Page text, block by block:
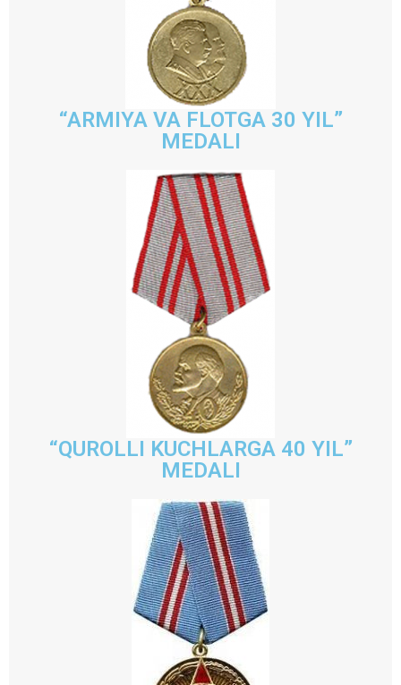
“ARMIYA VA FLOTGA 30 YIL”
MEDALI
“QUROLLI KUCHLARGA 40 YIL”
MEDALI